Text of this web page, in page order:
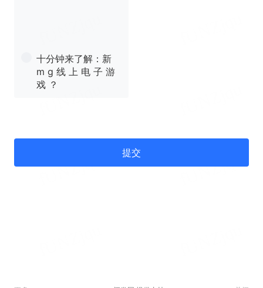
十分钟来了解：新
m g 线 上 电 子 游
戏 ？
提交